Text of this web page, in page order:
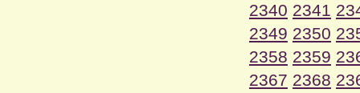
2340 2341
2349 2350
2358 2359
2367 2368